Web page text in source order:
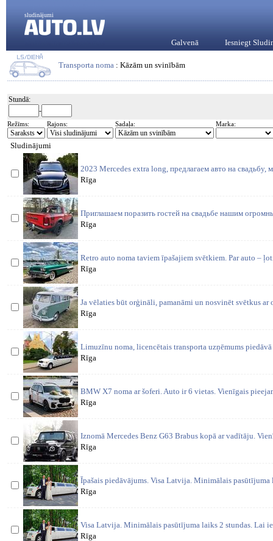
sludinājumi
Galvenā Iesniegt
Transporta noma : Kāzām un svinībām
Stundā:
-
Režīms: Rajons: Sadaļa: Marka:
Sludinājumi
2023 Mercedes extra long, предлагаем авто на свадьбу,
Rīga
Приглашаем поразить гостей на свадьбе нашим
Rīga
Retro auto noma taviem īpašajiem svētkiem. Par auto –
Rīga
Ja vēlaties būt orģināli, pamanāmi un nosvinēt svētkus
Rīga
Limuzīnu noma, licencētais transporta uzņēmums
Rīga
BMW X7 noma ar šoferi. Auto ir 6 vietas. Vienīgais
Rīga
Iznomā Mercedes Benz G63 Brabus kopā ar vadītāju.
Rīga
Īpašais piedāvājums. Visa Latvija. Minimālais
Rīga
Visa Latvija. Minimālais pasūtījuma laiks 2 stundas. Lai
Rīga